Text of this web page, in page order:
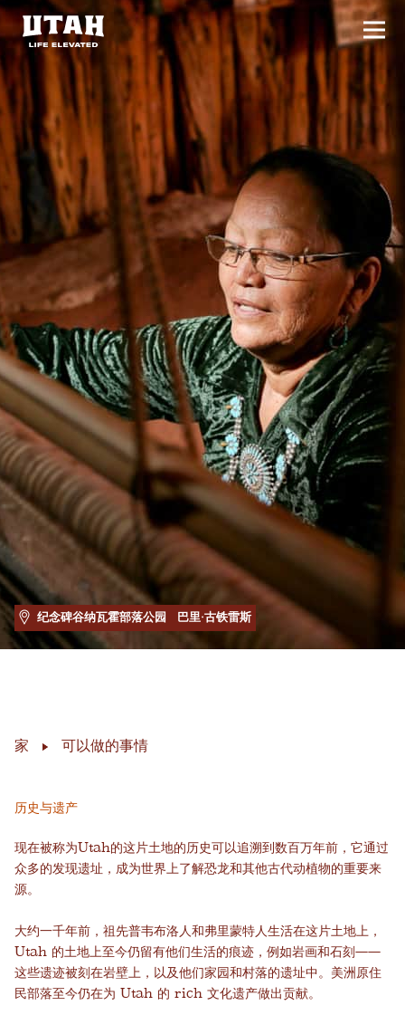
Skip to content
切换
纪念碑谷纳瓦霍部落公园 巴里·古铁雷斯
家 可以做的事情
历史与遗产
现在被称为Utah的这片土地的历史可以追溯到数百万年前，它通过
众多的发现遗址，成为世界上了解恐龙和其他古代动植物的重要来
源。
大约一千年前，祖先普韦布洛人和弗里蒙特人生活在这片土地上，
Utah 的土地上至今仍留有他们生活的痕迹，例如岩画和石刻——
这些遗迹被刻在岩壁上，以及他们家园和村落的遗址中。美洲原住
民部落至今仍在为 Utah 的 rich 文化遗产做出贡献。